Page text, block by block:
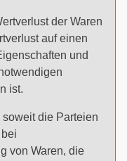
der Waren
auf einen
und
ist.
die Parteien
von Waren, die